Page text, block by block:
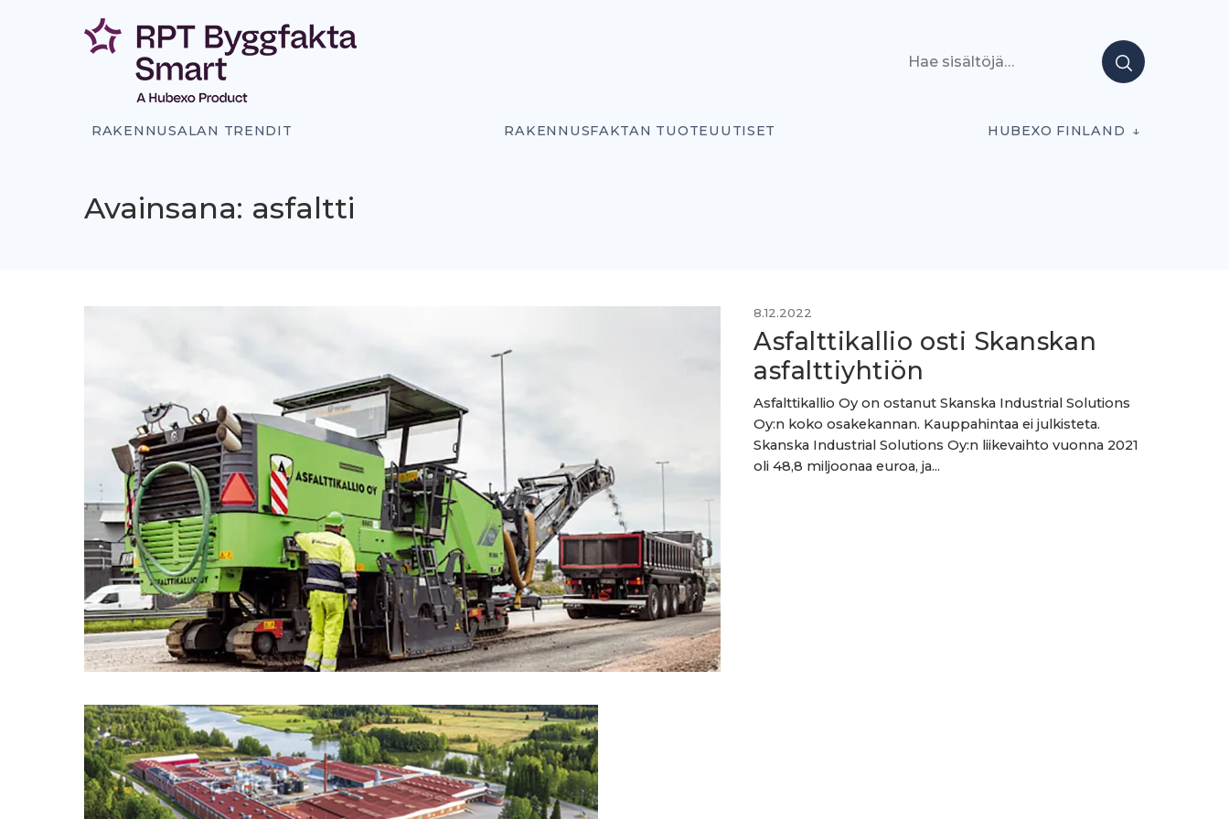
RAKENNUSALAN TRENDIT RAKENNUSFAKTAN TUOTEUUTISET HUBEXO FINLAND
Avainsana: asfaltti
8.12.2022
Asfalttikallio osti Skanskan
asfalttiyhtiön
Asfalttikallio Oy on ostanut Skanska Industrial Solutions
Oy:n koko osakekannan. Kauppahintaa ei julkisteta.
Skanska Industrial Solutions Oy:n liikevaihto vuonna 2021
oli 48,8 miljoonaa euroa, ja...